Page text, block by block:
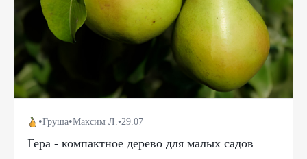
•Груша•Максим Л.•29.07
Гера - компактное дерево для малых садов